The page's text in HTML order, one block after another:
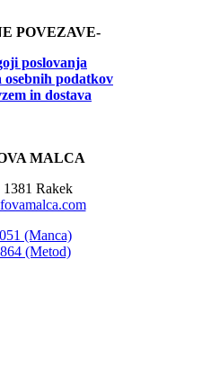
POVEZAVE-
poslovanja
osebnih podatkov
in dostava
MALCA
Rakek
(Manca)
(Metod)